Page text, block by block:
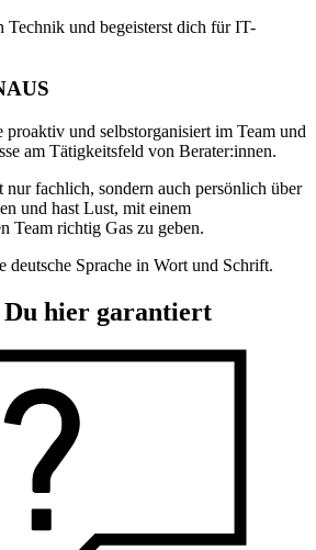
Technik und begeisterst dich für IT-
proaktiv und selbstorganisiert im Team und
am Tätigkeitsfeld von Berater:innen.
nur fachlich, sondern auch persönlich über
und hast Lust, mit einem
Team richtig Gas zu geben.
deutsche Sprache in Wort und Schrift.
Du hier garantiert